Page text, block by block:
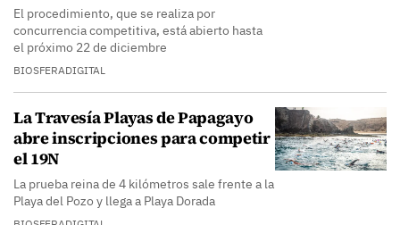
El procedimiento, que se realiza por
concurrencia competitiva, está abierto hasta
el próximo 22 de diciembre
BIOSFERADIGITAL
La Travesía Playas de Papagayo
abre inscripciones para competir
el 19N
La prueba reina de 4 kilómetros sale frente a la
Playa del Pozo y llega a Playa Dorada